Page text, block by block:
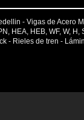
- Vigas de Acero
HEA, HEB, WF, W, H,
- Rieles de tren -